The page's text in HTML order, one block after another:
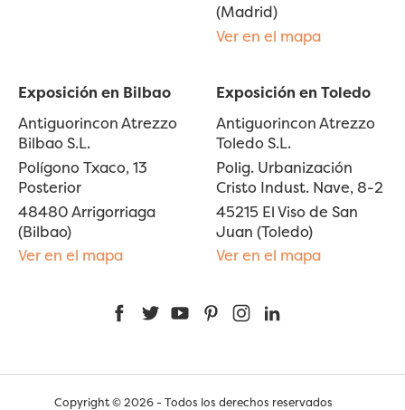
(Madrid)
Ver en el mapa
Exposición en Bilbao
Antiguorincon Atrezzo
Bilbao S.L.
Polígono Txaco, 13
Posterior
48480 Arrigorriaga
(Bilbao)
Ver en el mapa
Exposición en Toledo
Antiguorincon Atrezzo
Toledo S.L.
Polig. Urbanización
Cristo Indust. Nave, 8-2
45215 El Viso de San
Juan (Toledo)
Ver en el mapa
FacebookTwitterYouTubePinterestInstagram
Copyright © 2026 - Todos los derechos reservados